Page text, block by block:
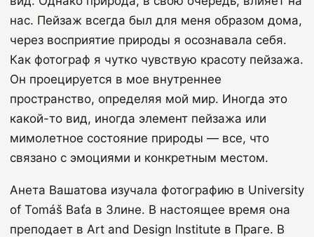
нас. Пейзаж всегда был для меня образом дома,
через восприятие природы я осознавала себя.
Как фотограф я чутко чувствую красоту пейзажа.
Он проецируется в мое внутреннее
пространство, определяя мой мир. Иногда это
какой-то вид, иногда элемент пейзажа или
мимолетное состояние природы — все, что
связано с эмоциями и конкретным местом.
Анета Вашатова изучала фотографию в University
of Tomáš Baťa в Злине. В настоящее время она
преподает в Art and Design Institute в Праге. В